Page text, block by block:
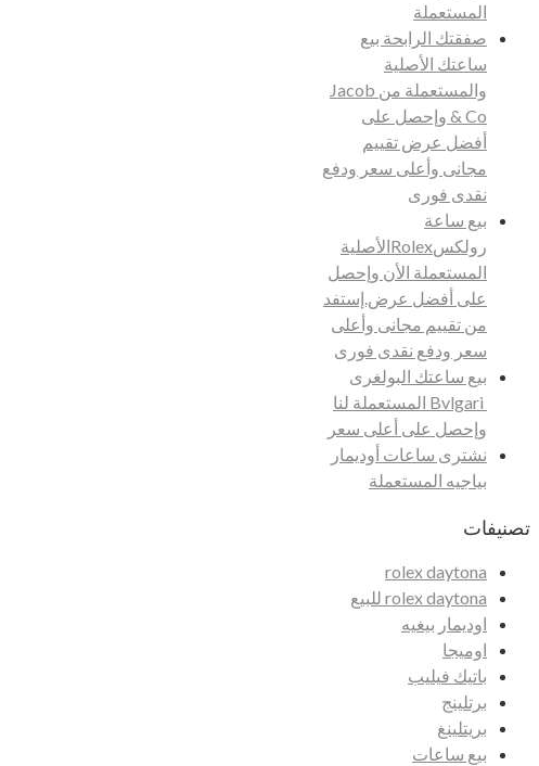
المستعملة
صفقتك الرابحة بيع
ساعتك الأصلية
والمستعملة من Jacob
& Co وإحصل على
أفضل عرض تقييم
مجانى وأعلى سعر ودفع
نقدى فورى
بيع ساعة
رولكسRolexالأصلية
المستعملة الأن وإحصل
على أفضل عرض.إستفد
من تقييم مجانى وأعلى
سعر ودفع نقدى فورى
بيع ساعتك البولغرى
Bvlgari المستعملة لنا
وإحصل على أعلى سعر
نشترى ساعات أوديمار
بياجيه المستعملة
تصنيفات
rolex daytona
rolex daytona للبيع
اوديمار بيغيه
اوميجا
باتيك فيليب
برتلينج
بريتلينغ
بيع ساعات